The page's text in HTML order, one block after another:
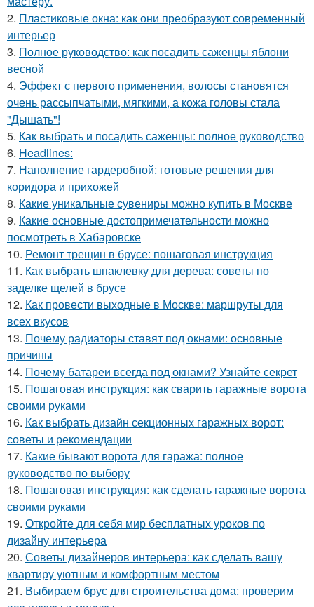
2. Пластиковые окна: как они преобразуют современный
интерьер
3. Полное руководство: как посадить саженцы яблони
весной
4. Эффект с первого применения, волосы становятся
очень рассыпчатыми, мягкими, а кожа головы стала
"Дышать"!
5. Как выбрать и посадить саженцы: полное руководство
6. Headlines:
7. Наполнение гардеробной: готовые решения для
коридора и прихожей
8. Какие уникальные сувениры можно купить в Москве
9. Какие основные достопримечательности можно
посмотреть в Хабаровске
10. Ремонт трещин в брусе: пошаговая инструкция
11. Как выбрать шпаклевку для дерева: советы по
заделке щелей в брусе
12. Как провести выходные в Москве: маршруты для
всех вкусов
13. Почему радиаторы ставят под окнами: основные
причины
14. Почему батареи всегда под окнами? Узнайте секрет
15. Пошаговая инструкция: как сварить гаражные ворота
своими руками
16. Как выбрать дизайн секционных гаражных ворот:
советы и рекомендации
17. Какие бывают ворота для гаража: полное
руководство по выбору
18. Пошаговая инструкция: как сделать гаражные ворота
своими руками
19. Откройте для себя мир бесплатных уроков по
дизайну интерьера
20. Советы дизайнеров интерьера: как сделать вашу
квартиру уютным и комфортным местом
21. Выбираем брус для строительства дома: проверим